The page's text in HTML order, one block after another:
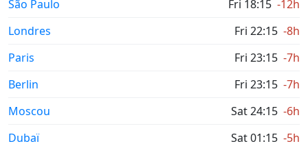
São Paulo
Fri 18:15 -12h
Londres
Fri 22:15 -8h
Paris
Fri 23:15 -7h
Berlin
Fri 23:15 -7h
Moscou
Sat 24:15 -6h
Dubaï
Sat 01:15 -5h